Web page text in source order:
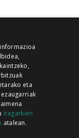
GUKA
eta
Iragarkien
atalean.